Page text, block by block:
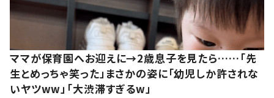
ママが保育園へお迎えに→2歳息子を見たら……「先
生とめっちゃ笑った」まさかの姿に「幼児しか許されな
いヤツww」「大渋滞すぎるw」